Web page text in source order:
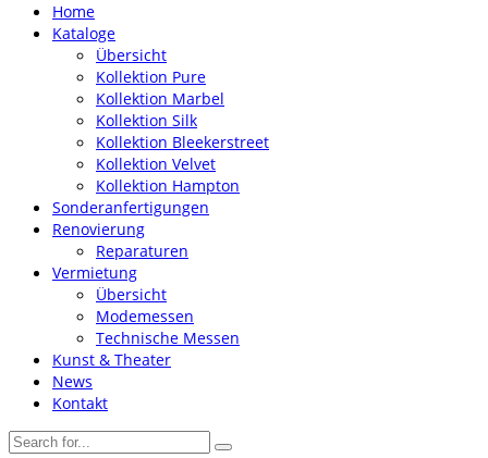
Home
Kataloge
Übersicht
Kollektion Pure
Kollektion Marbel
Kollektion Silk
Kollektion Bleekerstreet
Kollektion Velvet
Kollektion Hampton
Sonderanfertigungen
Renovierung
Reparaturen
Vermietung
Übersicht
Modemessen
Technische Messen
Kunst & Theater
News
Kontakt